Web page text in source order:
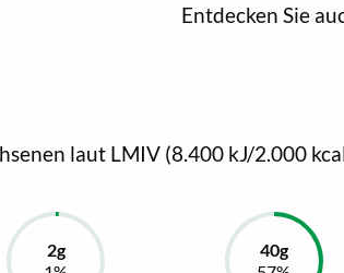
Entdecken Sie
laut LMIV (8.400 kJ/2.000